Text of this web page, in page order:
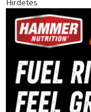
(181)Jégkorong(148)
kosárlabda(166)
labdarúgóválogatott
Dakar Team(132)Rali
(316) Szalay Balázs
(126) Video(247)
(222)vívás(174)
úszás(361)